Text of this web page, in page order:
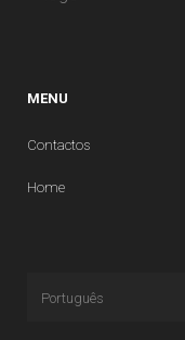
MENU
Contactos
Home
Português